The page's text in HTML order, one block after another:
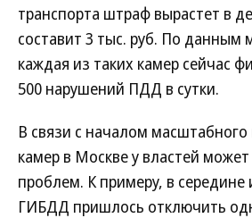
транспорта штраф вырастет в
составит 3 тыс. руб. По данным
каждая из таких камер сейчас
500 нарушений ПДД в сутки.
В связи с началом
камер в Москве у властей
проблем. К примеру, в середине
ГИБДД пришлось отключить